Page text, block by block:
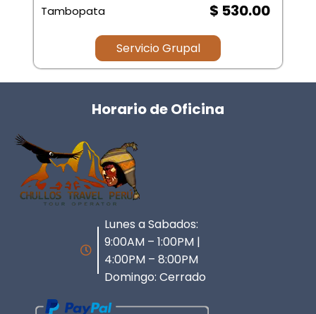
Tambopata $ 530.00
Servicio Grupal
Horario de Oficina
Lunes a Sabados:
9:00AM – 1:00PM |
4:00PM – 8:00PM
Domingo: Cerrado